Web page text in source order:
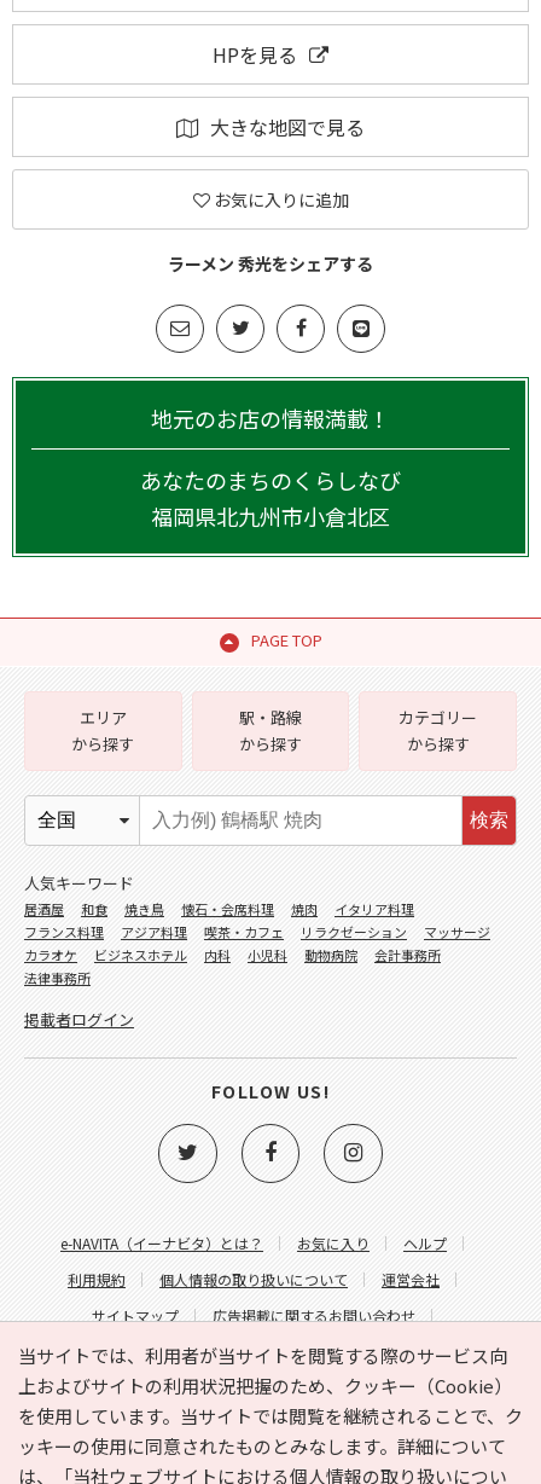
HPを見る
大きな地図で見る
お気に入りに追加
ラーメン 秀光をシェアする
地元のお店の情報満載！
あなたのまちのくらしなび
福岡県北九州市小倉北区
PAGE TOP
当サイトでは、利用者が当サイトを閲覧する際のサービス向
上およびサイトの利用状況把握のため、クッキー（Cookie）
を使用しています。当サイトでは閲覧を継続されることで、ク
ッキーの使用に同意されたものとみなします。詳細について
は、
「当社ウェブサイトにおける個人情報の取り扱いについ
e-NAVITA（イーナビタ）とは？ お気に入り
ヘルプ
利用規約
個人情報の取り扱いについて
運営会社
サイトマップ
広告掲載に関するお問い合わせ
サイトの内容に関するお問い合わせ
エリア
から探す
駅・路線
から探す
カテゴリー
から探す
検索
人気キーワード
居酒屋 和食 焼き鳥 懐石・会席料理 焼肉
イタリア料理
フランス料理
アジア料理 喫茶・カフェ リラクゼーション
マッサージ
カラオケ
ビジネスホテル 内科 小児科 動物病院
会計事務所
法律事務所
掲載者ログイン
FOLLOW US!